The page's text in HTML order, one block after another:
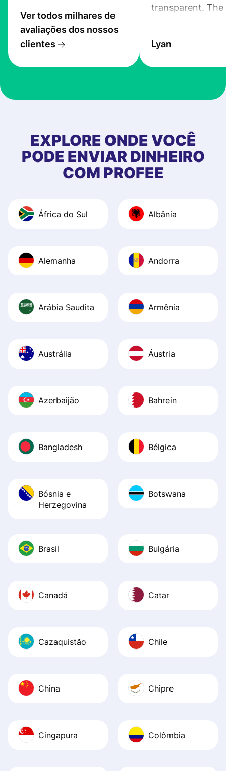
Ver todos milhares de
avaliações dos nossos
clientes
transparent. The
the exchange
at Profee is very
first started
app, and they
quick to provide
and helpful
Recommend it!
Lyan
EXPLORE ONDE VOCÊ
PODE ENVIAR DINHEIRO
COM PROFEE
África do Sul Albânia
Alemanha Andorra
Arábia Saudita Armênia
Austrália Áustria
Azerbaijão Bahrein
Bangladesh Bélgica
Bósnia e
Herzegovina
Botswana
Brasil Bulgária
Canadá Catar
Cazaquistão Chile
China Chipre
Cingapura Colômbia